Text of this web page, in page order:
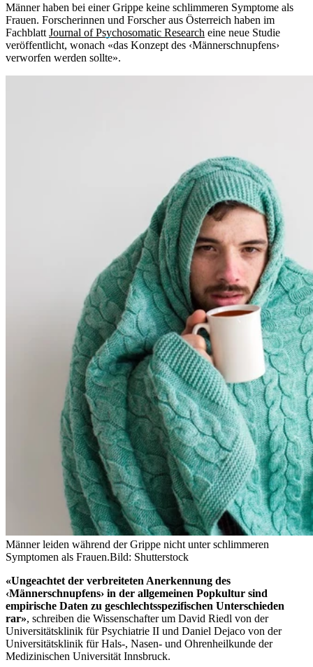
Männer haben bei einer Grippe keine schlimmeren Symptome als
Frauen. Forscherinnen und Forscher aus Österreich haben im
Fachblatt Journal of Psychosomatic Research eine neue Studie
veröffentlicht, wonach «das Konzept des ‹Männerschnupfens›
verworfen werden sollte».
Männer leiden während der Grippe nicht unter schlimmeren
Symptomen als Frauen.Bild: Shutterstock
«Ungeachtet der verbreiteten Anerkennung des
‹Männerschnupfens› in der allgemeinen Popkultur sind
empirische Daten zu geschlechtsspezifischen Unterschieden
rar», schreiben die Wissenschafter um David Riedl von der
Universitätsklinik für Psychiatrie II und Daniel Dejaco von der
Universitätsklinik für Hals-, Nasen- und Ohrenheilkunde der
Medizinischen Universität Innsbruck.